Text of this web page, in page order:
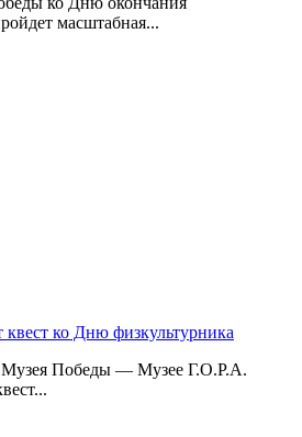
масштабная...
ко Дню физкультурника
Музея Победы — Музее Г.О.Р.А.